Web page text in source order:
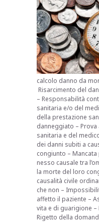
calcolo danno da
Risarcimento del
– Responsabilità
sanitaria e/o del
della prestazione
danneggiato –
sanitaria e del
dei danni subiti a
congiunto –
nesso causale tra
la morte del loro
causalità civile
che non –
affetto il paziente –
vita e di guarigione
Rigetto della